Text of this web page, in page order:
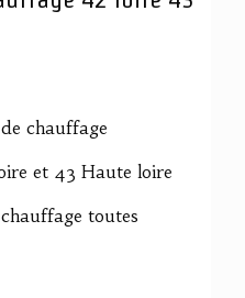
chauffage
et 43 Haute loire
toutes